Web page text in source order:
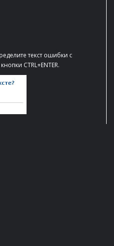
текст ошибки с
CTRL+ENTER.